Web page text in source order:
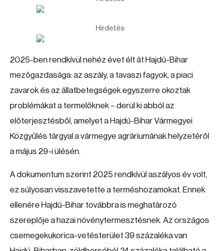
Hirdetés
2025-ben rendkívül nehéz évet élt át Hajdú-Bihar
mezőgazdasága: az aszály, a tavaszi fagyok, a piaci
zavarok és az állatbetegségek egyszerre okoztak
problémákat a termelőknek – derül ki abból az
előterjesztésből, amelyet a Hajdú-Bihar Vármegyei
Közgyűlés tárgyal a vármegye agráriumának helyzetéről
a május 29-i ülésén.
A dokumentum szerint 2025 rendkívül aszályos év volt,
ez súlyosan visszavetette a terméshozamokat. Ennek
ellenére Hajdú-Bihar továbbra is meghatározó
szereplője a hazai növénytermesztésnek. Az országos
csemegekukorica-vetésterület 39 százaléka van